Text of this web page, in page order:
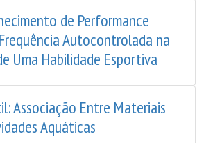
de Performance
Autocontrolada na
Uma Habilidade Esportiva
Associação Entre Materiais
Aquáticas